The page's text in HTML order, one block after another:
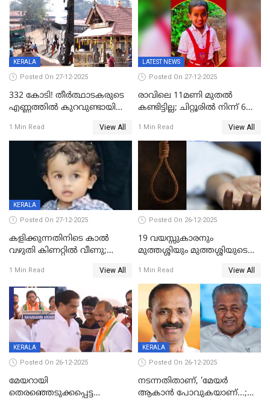
ആവശ്യപ്പെട്ടതിനെച്ചൊല്ലി
KERALA
Posted On 27-12-2025
332 കോടി! തീർത്ഥാടകരുടെ
എണ്ണത്തിൽ കുറവുണ്ടായിട്ടും
കുതിച്ചുയരുന്നു
1 Min Read View All
LATEST NEWS
Posted On 27-12-2025
രാവിലെ 11മണി മുതൽ
കണ്ടിട്ടില്ല; ചിറ്റൂരിൽ നിന്ന് 6
1 Min Read View All
KERALA
Posted On 27-12-2025
കളിക്കുന്നതിനിടെ കാൽ
വഴുതി കിണറ്റിൽ വീണു;
ദാരുണാന്ത്യം
1 Min Read View All
Posted On 26-12-2025
19 വയസ്സുകാരനും
മുത്തശ്ശിയും മുത്തശ്ശിയുടെ
മരിച്ചനിലയിൽ
1 Min Read View All
KERALA
Posted On 26-12-2025
മേയറായി
തെരഞ്ഞെടുക്കപ്പെട്ട
KERALA
Posted On 26-12-2025
നടന്നതിതാണ്, ‘മേയർ
ആകാൻ പോവുകയാണ്...;